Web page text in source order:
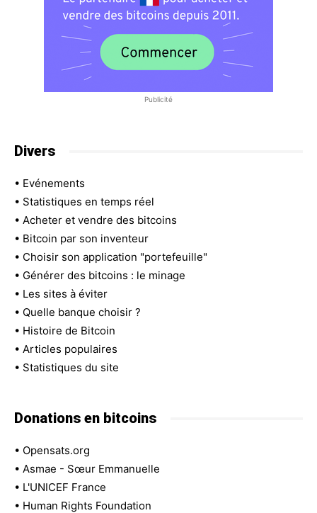
Publicité
Divers
• Evénements
• Statistiques en temps réel
• Acheter et vendre des bitcoins
• Bitcoin par son inventeur
• Choisir son application "portefeuille"
• Générer des bitcoins : le minage
• Les sites à éviter
• Quelle banque choisir ?
• Histoire de Bitcoin
• Articles populaires
• Statistiques du site
Donations en bitcoins
• Opensats.org
• Asmae - Sœur Emmanuelle
• L'UNICEF France
• Human Rights Foundation